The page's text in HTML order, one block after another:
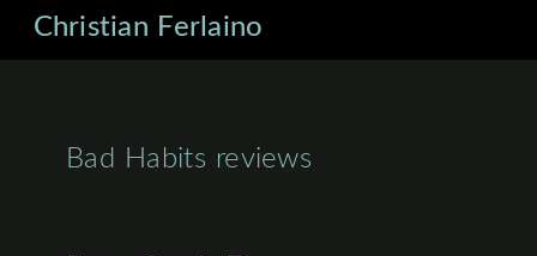
Christian Ferlaino
Bad Habits reviews